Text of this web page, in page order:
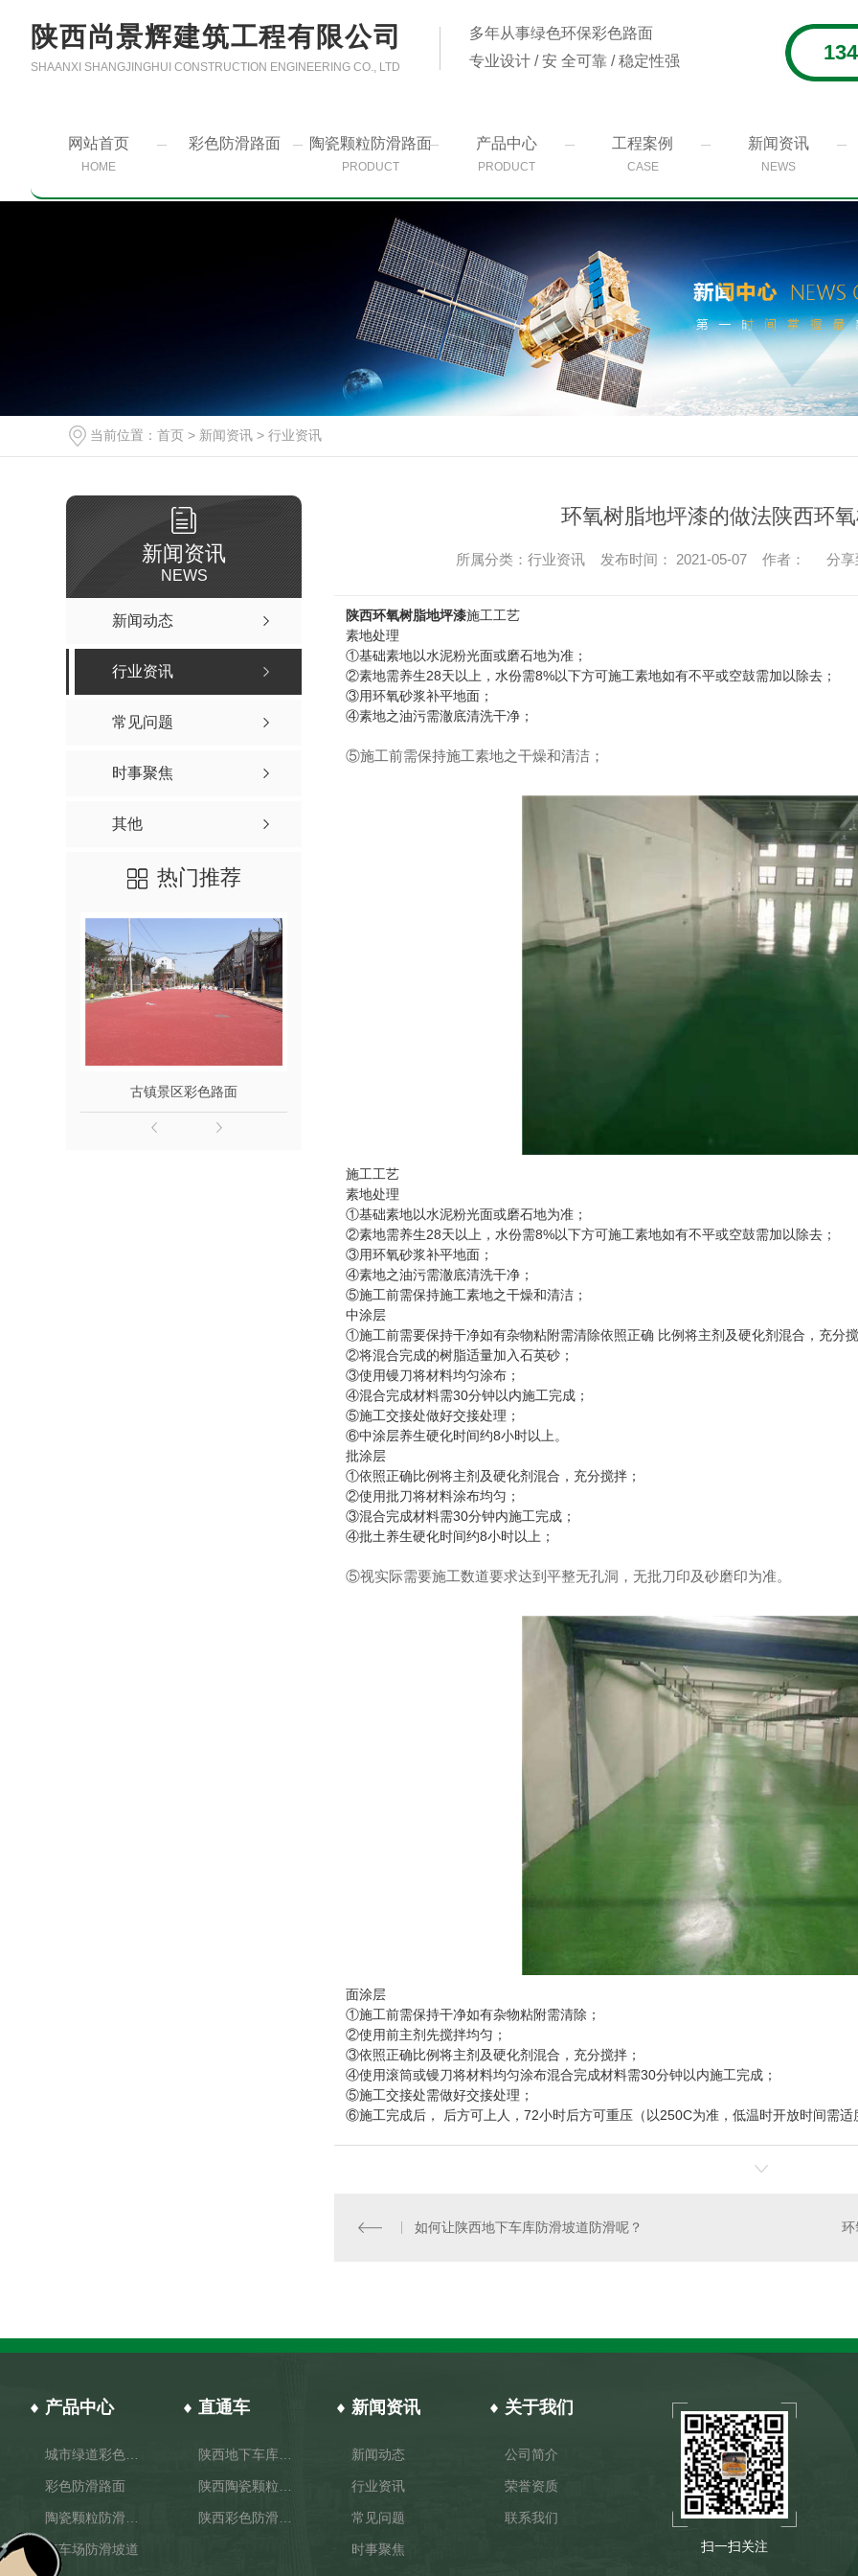
陕西尚景辉建筑工程有限公司
SHAANXI SHANGJINGHUI CONSTRUCTION ENGINEERING CO., LTD
多年从事绿色环保彩色路面
专业设计 / 安 全可靠 / 稳定性强
网站首页
HOME
彩色防滑路面 陶瓷颗粒防滑路面
PRODUCT
产品中心
PRODUCT
工程案例
CASE
新闻资讯
NEWS
当前位置： 首页 > 新闻资讯 > 行业资讯
新闻资讯
NEWS
新闻动态
行业资讯
常见问题
时事聚焦
其他
热门推荐
古镇景区彩色路面
环氧树脂地坪漆的做法陕西环
所属分类：行业资讯 发布时间： 2021-05-07 作者： 分
陕西环氧树脂地坪漆施工工艺
素地处理
①基础素地以水泥粉光面或磨石地为准；
②素地需养生28天以上，水份需8%以下方可施工素地如有不平或空鼓需加以除去；
③用环氧砂浆补平地面；
④素地之油污需澈底清洗干净；
⑤施工前需保持施工素地之干燥和清洁；
施工工艺
素地处理
①基础素地以水泥粉光面或磨石地为准；
②素地需养生28天以上，水份需8%以下方可施工素地如有不平或空鼓需加以除去；
③用环氧砂浆补平地面；
④素地之油污需澈底清洗干净；
⑤施工前需保持施工素地之干燥和清洁；
中涂层
①施工前需要保持干净如有杂物粘附需清除依照正确 比例将主剂及硬化剂混合，充分
②将混合完成的树脂适量加入石英砂；
③使用镘刀将材料均匀涂布；
④混合完成材料需30分钟以内施工完成；
⑤施工交接处做好交接处理；
⑥中涂层养生硬化时间约8小时以上。
批涂层
①依照正确比例将主剂及硬化剂混合，充分搅拌；
②使用批刀将材料涂布均匀；
③混合完成材料需30分钟内施工完成；
④批土养生硬化时间约8小时以上；
⑤视实际需要施工数道要求达到平整无孔洞，无批刀印及砂磨印为准。
面涂层
①施工前需保持干净如有杂物粘附需清除；
②使用前主剂先搅拌均匀；
③依照正确比例将主剂及硬化剂混合，充分搅拌；
④使用滚筒或镘刀将材料均匀涂布混合完成材料需30分钟以内施工完成；
⑤施工交接处需做好交接处理；
⑥施工完成后， 后方可上人，72小时后方可重压（以250C为准，低温时开放时间需适
如何让陕西地下车库防滑坡道防滑呢？
产品中心
城市绿道彩色路面
彩色防滑路面
陶瓷颗粒防滑路面
停车场防滑坡道
直通车
陕西地下车库防滑坡道
陕西陶瓷颗粒防滑路面施工
陕西彩色防滑路面厂家
新闻资讯
新闻动态
行业资讯
常见问题
时事聚焦
关于我们
公司简介
荣誉资质
联系我们
扫一扫关注